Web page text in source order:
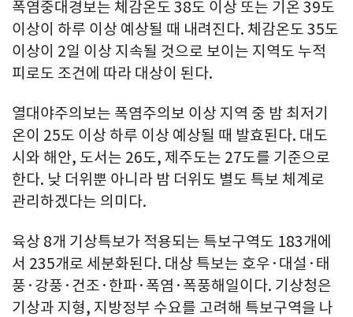
폭염중대경보는 체감온도 38도 이상 또는 기온 39도
이상이 하루 이상 예상될 때 내려진다. 체감온도 35도
이상이 2일 이상 지속될 것으로 보이는 지역도 누적
피로도 조건에 따라 대상이 된다.
열대야주의보는 폭염주의보 이상 지역 중 밤 최저기
온이 25도 이상 하루 이상 예상될 때 발효된다. 대도
시와 해안, 도서는 26도, 제주도는 27도를 기준으로
한다. 낮 더위뿐 아니라 밤 더위도 별도 특보 체계로
관리하겠다는 의미다.
육상 8개 기상특보가 적용되는 특보구역도 183개에
서 235개로 세분화된다. 대상 특보는 호우·대설·태
풍·강풍·건조·한파·폭염·폭풍해일이다. 기상청은
기상과 지형, 지방정부 수요를 고려해 특보구역을 나